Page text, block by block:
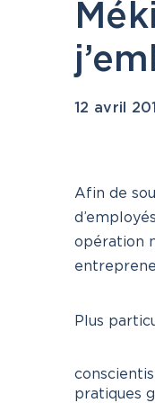
12 avril
Afin de
opération
Plus
pratiques
ici sont
d’un mois.
semaine.